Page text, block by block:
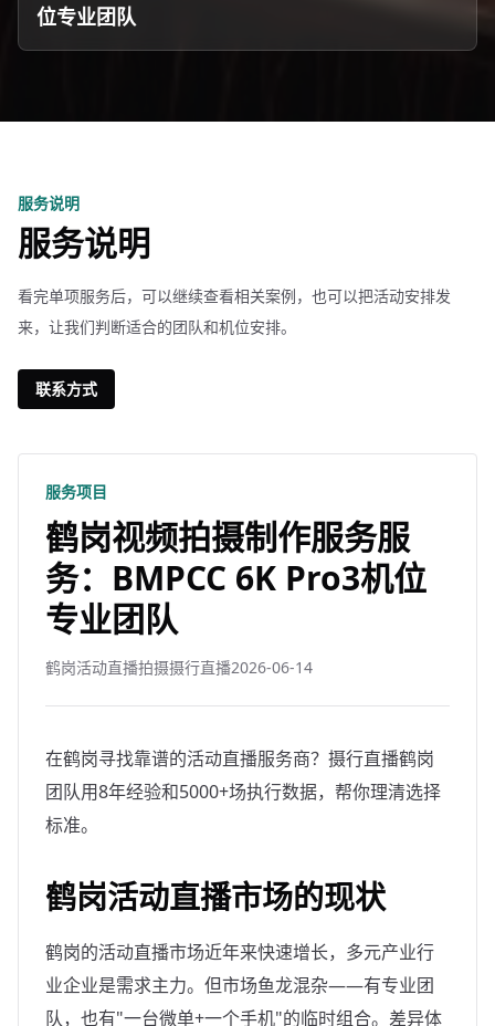
位专业团队
服务说明
服务说明
看完单项服务后，可以继续查看相关案例，也可以把活动安排发
来，让我们判断适合的团队和机位安排。
联系方式
服务项目
鹤岗视频拍摄制作服务服
务：BMPCC 6K Pro3机位
专业团队
鹤岗活动直播拍摄摄行直播2026-06-14
在鹤岗寻找靠谱的活动直播服务商？摄行直播鹤岗
团队用8年经验和5000+场执行数据，帮你理清选择
标准。
鹤岗活动直播市场的现状
鹤岗的活动直播市场近年来快速增长，多元产业行
业企业是需求主力。但市场鱼龙混杂——有专业团
队，也有"一台微单+一个手机"的临时组合。差异体